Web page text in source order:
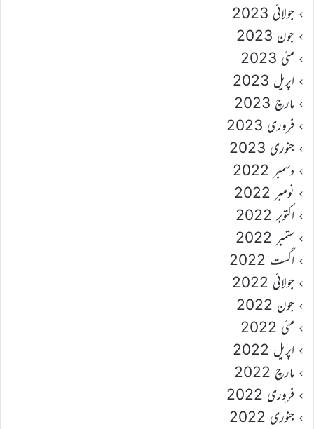
جولائی 2023
جون 2023
مئی 2023
اپریل 2023
مارچ 2023
فروری 2023
جنوری 2023
دسمبر 2022
نومبر 2022
اکتوبر 2022
ستمبر 2022
اگست 2022
جولائی 2022
جون 2022
مئی 2022
اپریل 2022
مارچ 2022
فروری 2022
جنوری 2022